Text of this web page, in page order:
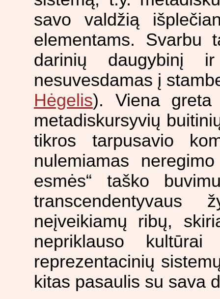
savo valdžią
elementams. Svarbu
darinių daugybinį
nesuvesdamas į
Hėgelis). Viena greta
metadiskursyvių
tikros tarpusavio
nulemiamas
esmės“ taško
neįveikiamų ribų,
nepriklauso
reprezentacinių
kitas pasaulis su sava